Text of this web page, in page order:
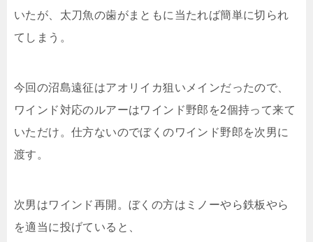
いたが、太刀魚の歯がまともに当たれば簡単に切られ
てしまう。
今回の沼島遠征はアオリイカ狙いメインだったので、
ワインド対応のルアーはワインド野郎を2個持って来て
いただけ。仕方ないのでぼくのワインド野郎を次男に
渡す。
次男はワインド再開。ぼくの方はミノーやら鉄板やら
を適当に投げていると、